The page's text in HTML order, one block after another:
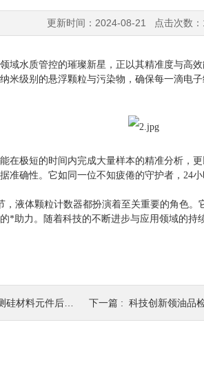
更新时间：2024-08-21 点击次数：
域水质管控的璀璨新星，正以其精准度与高
米级别的悬浮颗粒与污染物，确保每一滴电
在极短的时间内完成大量样本的精准分析，
准确性。它如同一位不知疲倦的守护者， 24
液体颗粒计数器都扮演着至关重要的角色
*助力。随着科技的不断进步与应用领域的
后纯水水质的方案 下一篇 : 科技创新领油品检测：新